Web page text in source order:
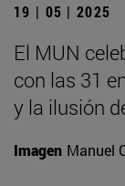
19 | 05 | 2025
El MUN
con las 31
y la ilusión
Imagen Manuel